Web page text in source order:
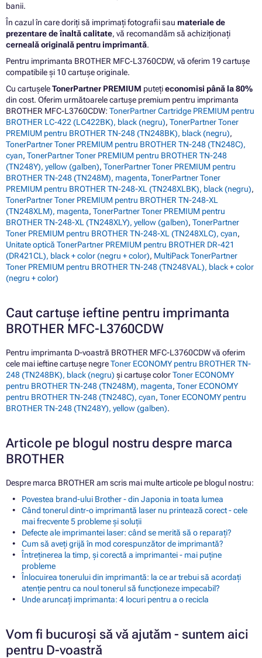
banii.
În cazul în care doriți să imprimați fotografii sau materiale de
prezentare de înaltă calitate, vă recomandăm să achiziționați
cerneală originală pentru imprimantă.
Pentru imprimanta BROTHER MFC-L3760CDW, vă oferim 19 cartușe
compatibile și 10 cartușe originale.
Cu cartușeleTonerPartner PREMIUM putețieconomisi până la 80%
din cost. Oferim următoarele cartușe premium pentru imprimanta
BROTHER MFC-L3760CDW: TonerPartner Cartridge PREMIUM pentru
BROTHER LC-422 (LC422BK), black (negru), TonerPartner Toner
PREMIUM pentru BROTHER TN-248 (TN248BK), black (negru),
TonerPartner Toner PREMIUM pentru BROTHER TN-248 (TN248C),
cyan, TonerPartner Toner PREMIUM pentru BROTHER TN-248
(TN248Y), yellow (galben), TonerPartner Toner PREMIUM pentru
BROTHER TN-248 (TN248M), magenta, TonerPartner Toner
PREMIUM pentru BROTHER TN-248-XL (TN248XLBK), black (negru),
TonerPartner Toner PREMIUM pentru BROTHER TN-248-XL
(TN248XLM), magenta, TonerPartner Toner PREMIUM pentru
BROTHER TN-248-XL (TN248XLY), yellow (galben), TonerPartner
Toner PREMIUM pentru BROTHER TN-248-XL (TN248XLC), cyan,
Unitate optică TonerPartner PREMIUM pentru BROTHER DR-421
(DR421CL), black + color (negru + color), MultiPack TonerPartner
Toner PREMIUM pentru BROTHER TN-248 (TN248VAL), black + color
(negru + color)
Caut cartușe ieftine pentru imprimanta
BROTHER MFC-L3760CDW
Pentru imprimanta D-voastră BROTHER MFC-L3760CDW vă oferim
cele mai ieftine cartușe negreToner ECONOMY pentru BROTHER TN-
248 (TN248BK), black (negru) și cartușe colorToner ECONOMY
pentru BROTHER TN-248 (TN248M), magenta, Toner ECONOMY
pentru BROTHER TN-248 (TN248C), cyan, Toner ECONOMY pentru
BROTHER TN-248 (TN248Y), yellow (galben).
Articole pe blogul nostru despre marca
BROTHER
Despre marca BROTHER am scris mai multe articole pe blogul nostru:
Povestea brand-ului Brother - din Japonia in toata lumea
Când tonerul dintr-o imprimantă laser nu printează corect - cele
mai frecvente 5 probleme și soluții
Defecte ale imprimantei laser: când se merită să o reparați?
Cum să aveți grijă în mod corespunzător de imprimantă?
Întreținerea la timp, și corectă a imprimantei - mai puține
probleme
Înlocuirea tonerului din imprimantă: la ce ar trebui să acordați
atenție pentru ca noul tonerul să funcționeze impecabil?
Unde aruncați imprimanta: 4 locuri pentru a o recicla
Vom fi bucuroși să vă ajutăm - suntem aici
pentru D-voastră